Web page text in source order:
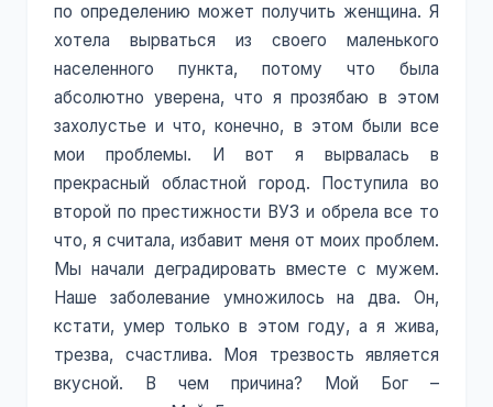
по определению может получить женщина. Я
хотела вырваться из своего маленького
населенного пункта, потому что была
абсолютно уверена, что я прозябаю в этом
захолустье и что, конечно, в этом были все
мои проблемы. И вот я вырвалась в
прекрасный областной город. Поступила во
второй по престижности ВУЗ и обрела все то
что, я считала, избавит меня от моих проблем.
Мы начали деградировать вместе с мужем.
Наше заболевание умножилось на два. Он,
кстати, умер только в этом году, а я жива,
трезва, счастлива. Моя трезвость является
вкусной. В чем причина? Мой Бог –